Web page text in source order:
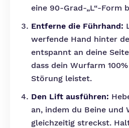
eine 90-Grad-„L“-Form
Entferne die Führhand:
werfende Hand hinter
entspannt an deine
dass dein Wurfarm
Störung leistet.
Den Lift ausführen:
an, indem du Beine und
gleichzeitig streckst.